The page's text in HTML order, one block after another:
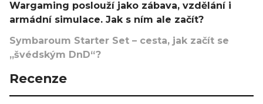
Wargaming poslouží jako zábava, vzdělání i
armádní simulace. Jak s ním ale začít?
Symbaroum Starter Set – cesta, jak začít se
„švédským DnD“?
Recenze